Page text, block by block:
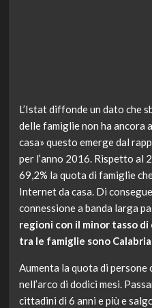
L’Istat diffonde un dato che
delle famiglie non ha ancora
casa» questo emerge dal
per l’anno 2016. Rispetto al
69,2% la quota di famiglie
Internet da casa. Di
connessione a banda larga
regioni con il minor tasso
tra le famiglie sono Calabria
Aumenta la quota di persone
nell’arco di dodici mesi.
cittadini di 6 anni e più e